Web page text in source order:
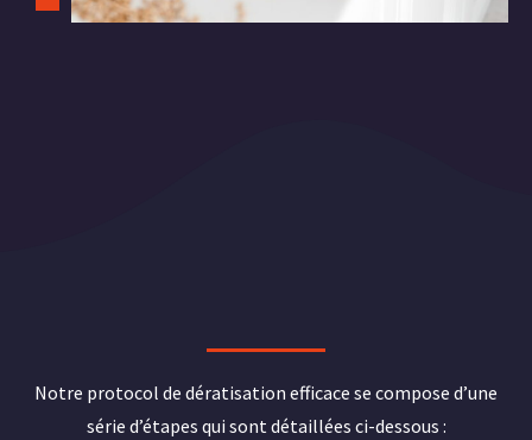
Notre protocol de dératisation efficace se compose d’une
série d’étapes qui sont détaillées ci-dessous :